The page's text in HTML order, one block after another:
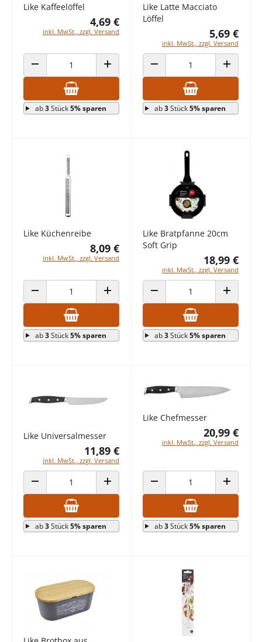
Like Kaffeelöffel
4,69 €
inkl. MwSt., zzgl. Versand
ANZAHL VERRINGERN ANZAHL ERHÖHEN
ab3Stück5% sparen
Like Latte Macciato
Löffel
5,69 €
inkl. MwSt., zzgl. Versand
ANZAHL VERRINGERN ANZAHL
ab3Stück5% sparen
Like Küchenreibe
8,09 €
inkl. MwSt., zzgl. Versand
ANZAHL VERRINGERN ANZAHL ERHÖHEN
ab3Stück5% sparen
Like Bratpfanne 20cm
Soft Grip
18,99 €
inkl. MwSt., zzgl. Versand
ANZAHL VERRINGERN ANZAHL
ab3Stück5% sparen
Like Universalmesser
11,89 €
inkl. MwSt., zzgl. Versand
ANZAHL VERRINGERN ANZAHL ERHÖHEN
ab3Stück5% sparen
Like Chefmesser
20,99 €
inkl. MwSt., zzgl. Versand
ANZAHL VERRINGERN ANZAHL
ab3Stück5% sparen